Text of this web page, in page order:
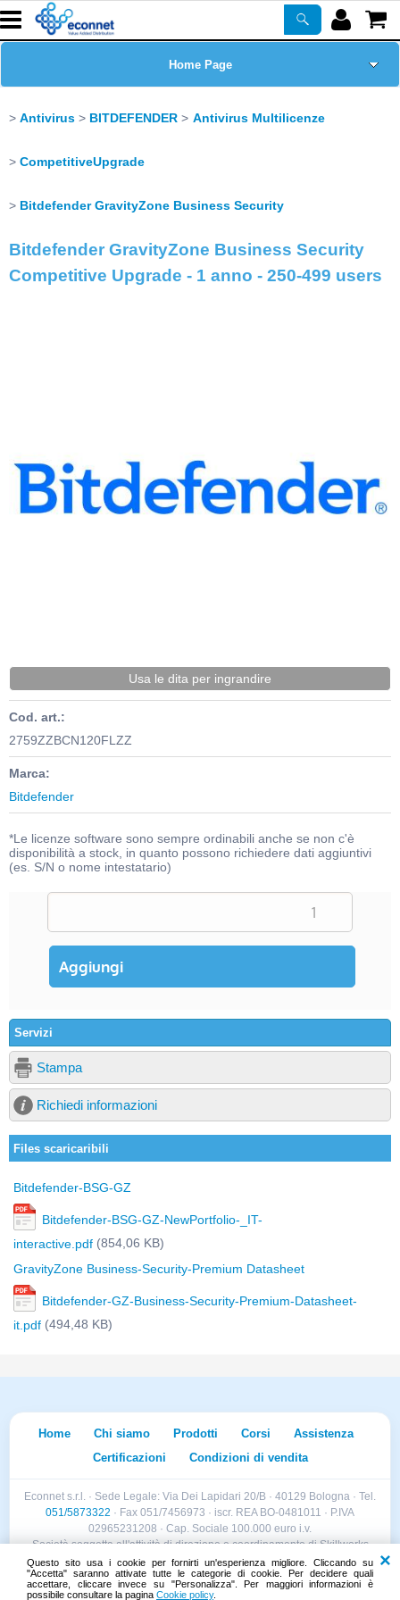
Questo sito usa i cookie per fornirti un'esperienza migliore. Cliccando su
"Accetta" saranno attivate tutte le categorie di cookie. Per decidere quali
accettare, cliccare invece su "Personalizza". Per maggiori informazioni è
possibile consultare la pagina Cookie policy.
Home Page
Corsi
ASSISTENZA
Antivirus BITDEFENDER Antivirus Multilicenze
CompetitiveUpgrade
Bitdefender GravityZone Business Security
Bitdefender GravityZone Business Security
Competitive Upgrade - 1 anno - 250-499 users
Usa le dita per ingrandire
Cod. art.:
2759ZZBCN120FLZZ
Marca:
Bitdefender
*Le licenze software sono sempre ordinabili anche se non c'è
disponibilità a stock, in quanto possono richiedere dati aggiuntivi
(es. S/N o nome intestatario)
Servizi
Stampa
Richiedi informazioni
Files scaricaribili
Bitdefender-BSG-GZ
Bitdefender-BSG-GZ-NewPortfolio-_IT-
interactive.pdf (854,06 KB)
GravityZone Business-Security-Premium Datasheet
Bitdefender-GZ-Business-Security-Premium-Datasheet-
it.pdf (494,48 KB)
Home Chi siamo Prodotti Corsi
Assistenza
Certificazioni
Condizioni di vendita
Econnet s.r.l. · Sede Legale: Via Dei Lapidari 20/B · 40129 Bologna · Tel.
051/5873322 · Fax 051/7456973 · iscr. REA BO-0481011 · P.IVA
02965231208 · Cap. Sociale 100.000 euro i.v.
Società soggetta all'attività di direzione e coordinamento di Skillworks
Holding s.r.l. · Sede Legale: Via Vittorio Emanuele II 28 · Roncadelle (BS)
- C.F. 04151440981